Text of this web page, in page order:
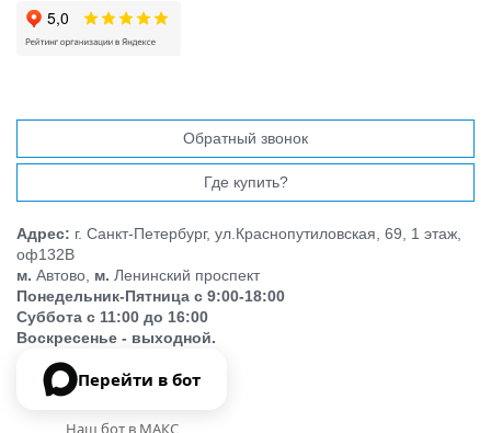
Обратный звонок
Где купить?
Адрес: г. Санкт-Петербург, ул.Краснопутиловская, 69, 1 этаж,
оф132В
м. Автово, м. Ленинский проспект
Понедельник-Пятница с 9:00-18:00
Суббота с 11:00 до 16:00
Воскресенье - выходной.
Перейти в бот
Наш бот в МАКС